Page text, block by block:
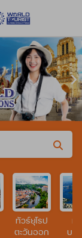
ทัวร์ยุโรป
ตะวันออก
ทั
บร